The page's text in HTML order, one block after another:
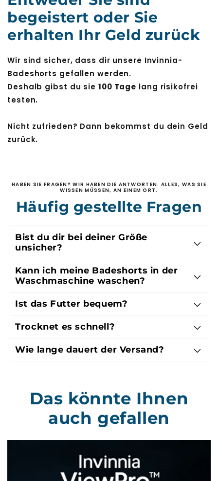
begeistert oder Sie
erhalten Ihr Geld zurück
Wir sind sicher, dass dir unsere Invinnia-
Badeshorts gefallen werden.
Deshalb gibst du sie 100 Tage lang risikofrei
testen.
Nicht zufrieden? Dann bekommst du dein Geld
zurück.
HABEN SIE FRAGEN? WIR HABEN DIE ANTWORTEN. ALLES, WAS SIE
WISSEN MÜSSEN, AN EINEM ORT.
Häufig gestellte Fragen
Bist du dir bei deiner Größe
unsicher?
Kann ich meine Badeshorts in der
Waschmaschine waschen?
Ist das Futter bequem?
Trocknet es schnell?
Wie lange dauert der Versand?
Das könnte Ihnen
auch gefallen